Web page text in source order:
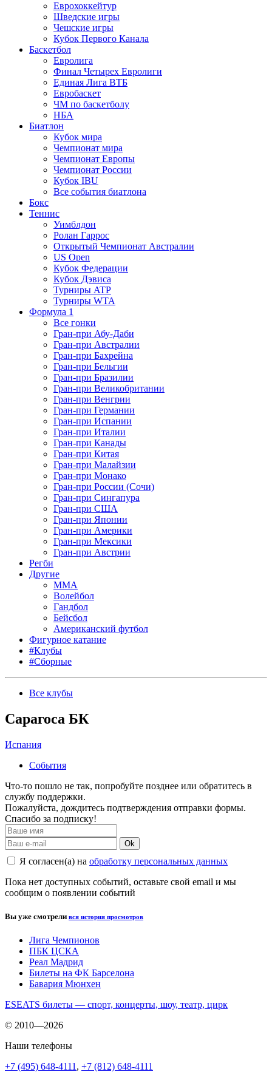
Еврохоккейтур
Шведские игры
Чешские игры
Кубок Первого Канала
Баскетбол
Евролига
Финал Четырех Евролиги
Единая Лига ВТБ
Евробаскет
ЧМ по баскетболу
НБА
Биатлон
Кубок мира
Чемпионат мира
Чемпионат Европы
Чемпионат России
Кубок IBU
Все события биатлона
Бокс
Теннис
Уимблдон
Ролан Гаррос
Открытый Чемпионат Австралии
US Open
Кубок Федерации
Кубок Дэвиса
Турниры ATP
Турниры WTA
Формула 1
Все гонки
Гран-при Абу-Даби
Гран-при Австралии
Гран-при Бахрейна
Гран-при Бельгии
Гран-при Бразилии
Гран-при Великобритании
Гран-при Венгрии
Гран-при Германии
Гран-при Испании
Гран-при Италии
Гран-при Канады
Гран-при Китая
Гран-при Малайзии
Гран-при Монако
Гран-при России (Сочи)
Гран-при Сингапура
Гран-при США
Гран-при Японии
Гран-при Америки
Гран-при Мексики
Гран-при Австрии
Регби
Другие
MMA
Волейбол
Гандбол
Бейсбол
Американский футбол
Фигурное катание
#Клубы
#Сборные
Все клубы
Сарагоса БК
Испания
События
Что-то пошло не так, попробуйте позднее или обратитесь в
службу поддержки.
Пожалуйста, дождитесь подтверждения отправки формы.
Спасибо за подписку!
Ok
Я согласен(а) на обработку персональных данных
Пока нет доступных событий, оставьте свой email и мы
сообщим о появлении событий
Вы уже смотрели вся история просмотров
Лига Чемпионов
ПБК ЦСКА
Реал Мадрид
Билеты на ФК Барселона
Бавария Мюнхен
ESEATS билеты — спорт, концерты, шоу, театр, цирк
© 2010—2026
Наши телефоны
+7 (495) 648-4111 , +7 (812) 648-4111